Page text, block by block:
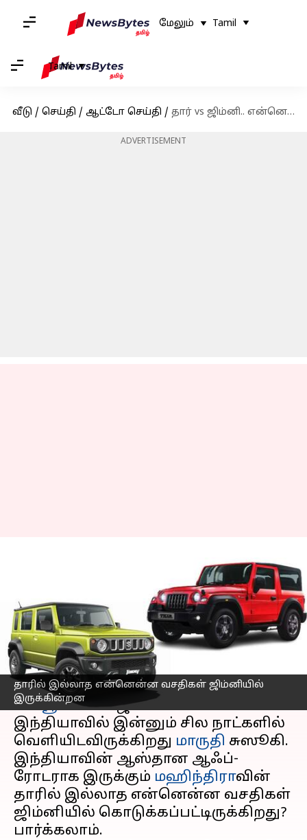
மேலும் Tamil
Tamil
வீடு / செய்தி / ஆட்டோ செய்தி / தார் vs ஜிம்னி.. என்னென வசதிகள் ஜிம்னியில் இருக்கின்றன?
ADVERTISEMENT
தாரில் இல்லாத என்னென்ன வசதிகள் ஜிம்னியில்
இருக்கின்றன
வசதிகள் ஜிம்னியில்
இருக்கின்றன?
எழுதியவர் Prasanna Venkatesh Jun 04, 2023 08:42 am
செய்தி முன்னோட்டம்
தங்களுடைய புதிய ஆஃப்-ரோடர்
எஸ்யூவியான ஜிம்னியை
இந்தியாவில் இன்னும் சில நாட்களில்
வெளியிடவிருக்கிறது மாருதி சுஸூகி.
இந்தியாவின் ஆஸ்தான ஆஃப்-
ரோடராக இருக்கும் மஹிந்திராவின்
தாரில் இல்லாத என்னென்ன வசதிகள்
ஜிம்னியில் கொடுக்கப்பட்டிருக்கிறது?
பார்க்கலாம்.